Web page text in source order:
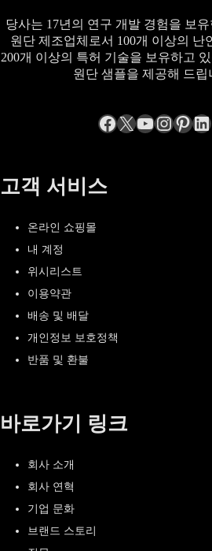
당사는 17년의 연구 개발 경험을 보
원단 제조업체로서 100개 이상의 난
200개 이상의 특허 기술을 보유하고
원단 샘플을 제공해 드립
Facebook
엑스YouTube
고객 서비스
온라인 쇼핑몰
내 계정
위시리스트
이용약관
배송 및 배달
개인정보 보호정책
반품 및 환불
바로가기 링크
회사 소개
회사 연혁
기업 문화
브랜드 스토리